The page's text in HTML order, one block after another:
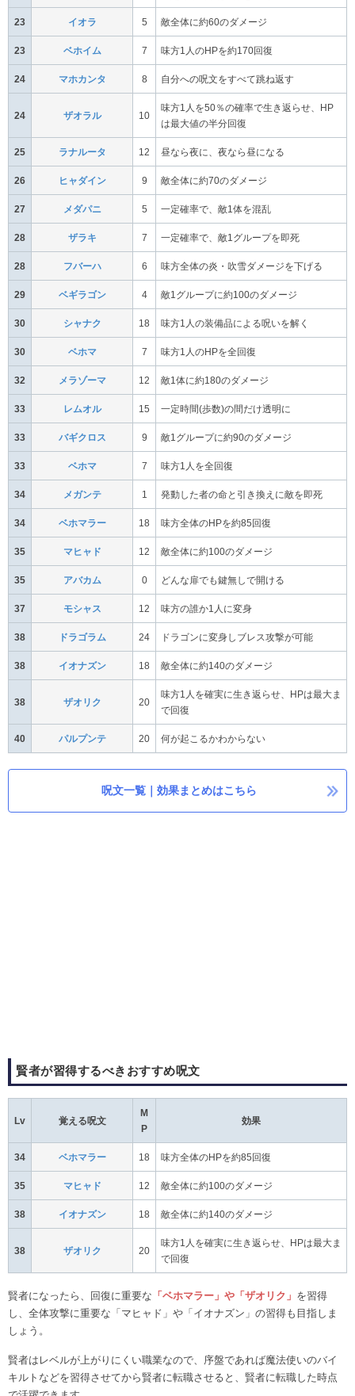
23 イオラ 5 敵全体に約60のダメージ
23 ベホイム 7 味方1人のHPを約170回復
24 マホカンタ 8 自分への呪文をすべて跳ね返す
24 ザオラル 10
味方1人を50％の確率で生き返らせ、HP
は最大値の半分回復
25 ラナルータ 12 昼なら夜に、夜なら昼になる
26 ヒャダイン 9 敵全体に約70のダメージ
27 メダパニ 5 一定確率で、敵1体を混乱
28 ザラキ 7 一定確率で、敵1グループを即死
28 フバーハ 6 味方全体の炎・吹雪ダメージを下げる
29 ベギラゴン 4 敵1グループに約100のダメージ
30 シャナク 18 味方1人の装備品による呪いを解く
30 ベホマ 7 味方1人のHPを全回復
32 メラゾーマ 12 敵1体に約180のダメージ
33 レムオル 15 一定時間(歩数)の間だけ透明に
33 バギクロス 9 敵1グループに約90のダメージ
33 ベホマ 7 味方1人を全回復
34 メガンテ 1 発動した者の命と引き換えに敵を即死
34 ベホマラー 18 味方全体のHPを約85回復
35 マヒャド 12 敵全体に約100のダメージ
35 アバカム 0 どんな扉でも鍵無しで開ける
37 モシャス 12 味方の誰か1人に変身
38 ドラゴラム 24 ドラゴンに変身しブレス攻撃が可能
38 イオナズン 18 敵全体に約140のダメージ
38 ザオリク 20
味方1人を確実に生き返らせ、HPは最大ま
で回復
40 パルプンテ 20 何が起こるかわからない
呪文一覧｜効果まとめはこちら
賢者が習得するべきおすすめ呪文
Lv 覚える呪文
M
P
効果
34 ベホマラー 18 味方全体のHPを約85回復
35 マヒャド 12 敵全体に約100のダメージ
38 イオナズン 18 敵全体に約140のダメージ
38 ザオリク 20
味方1人を確実に生き返らせ、HPは最大ま
で回復
賢者になったら、回復に重要な 「ベホマラー」や「ザオリク」 を習得
し、全体攻撃に重要な「マヒャド」や「イオナズン」の習得も目指しま
しょう。
賢者はレベルが上がりにくい職業なので、序盤であれば魔法使いのバイ
キルトなどを習得させてから賢者に転職させると、賢者に転職した時点